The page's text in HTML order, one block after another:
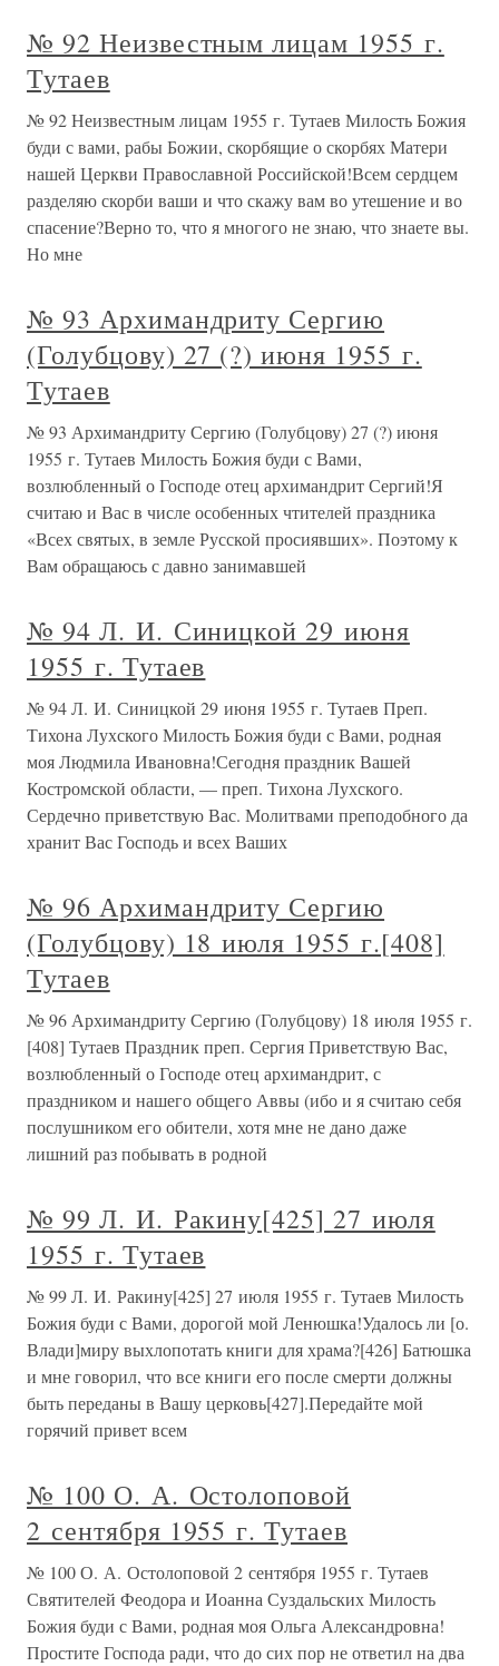
№ 92 Неизвестным лицам 1955 г.
Тутаев
№ 92 Неизвестным лицам 1955 г. Тутаев Милость Божия
буди с вами, рабы Божии, скорбящие о скорбях Матери
нашей Церкви Православной Российской!Всем сердцем
разделяю скорби ваши и что скажу вам во утешение и во
спасение?Верно то, что я многого не знаю, что знаете вы.
Но мне
№ 93 Архимандриту Сергию
(Голубцову) 27 (?) июня 1955 г.
Тутаев
№ 93 Архимандриту Сергию (Голубцову) 27 (?) июня
1955 г. Тутаев Милость Божия буди с Вами,
возлюбленный о Господе отец архимандрит Сергий!Я
считаю и Вас в числе особенных чтителей праздника
«Всех святых, в земле Русской просиявших». Поэтому к
Вам обращаюсь с давно занимавшей
№ 94 Л. И. Синицкой 29 июня
1955 г. Тутаев
№ 94 Л. И. Синицкой 29 июня 1955 г. Тутаев Преп.
Тихона Лухского Милость Божия буди с Вами, родная
моя Людмила Ивановна!Сегодня праздник Вашей
Костромской области, — преп. Тихона Лухского.
Сердечно приветствую Вас. Молитвами преподобного да
хранит Вас Господь и всех Ваших
№ 96 Архимандриту Сергию
(Голубцову) 18 июля 1955 г.[408]
Тутаев
№ 96 Архимандриту Сергию (Голубцову) 18 июля 1955 г.
[408] Тутаев Праздник преп. Сергия Приветствую Вас,
возлюбленный о Господе отец архимандрит, с
праздником и нашего общего Аввы (ибо и я считаю себя
послушником его обители, хотя мне не дано даже
лишний раз побывать в родной
№ 99 Л. И. Ракину[425] 27 июля
1955 г. Тутаев
№ 99 Л. И. Ракину[425] 27 июля 1955 г. Тутаев Милость
Божия буди с Вами, дорогой мой Ленюшка!Удалось ли [о.
Влади]миру выхлопотать книги для храма?[426] Батюшка
и мне говорил, что все книги его после смерти должны
быть переданы в Вашу церковь[427].Передайте мой
горячий привет всем
№ 100 О. А. Остолоповой
2 сентября 1955 г. Тутаев
№ 100 О. А. Остолоповой 2 сентября 1955 г. Тутаев
Святителей Феодора и Иоанна Суздальских Милость
Божия буди с Вами, родная моя Ольга Александровна!
Простите Господа ради, что до сих пор не ответил на два